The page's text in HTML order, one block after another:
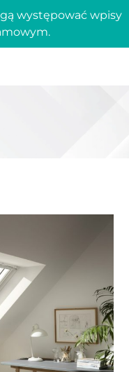
występować wpisy